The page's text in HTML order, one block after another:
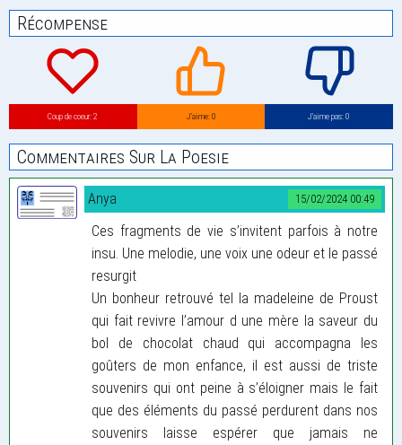
Récompense
Coup de coeur: 2 J’aime: 0 J’aime pas: 0
Commentaires Sur La Poesie
15/02/2024 00:49
Anya
Ces fragments de vie s’invitent parfois à notre
insu. Une melodie, une voix une odeur et le passé
resurgit
Un bonheur retrouvé tel la madeleine de Proust
qui fait revivre l’amour d une mère la saveur du
bol de chocolat chaud qui accompagna les
goûters de mon enfance, il est aussi de triste
souvenirs qui ont peine à s’éloigner mais le fait
que des éléments du passé perdurent dans nos
souvenirs laisse espérer que jamais ne